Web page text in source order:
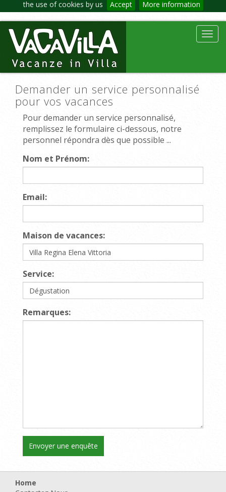
the use of cookies by us Accept More information
Demander un service personnalisé
pour vos vacances
Pour demander un service personnalisé,
remplissez le formulaire ci-dessous, notre
personnel répondra dès que possible ...
Nom et Prénom:
Email:
Maison de vacances:
Service:
Remarques:
Home